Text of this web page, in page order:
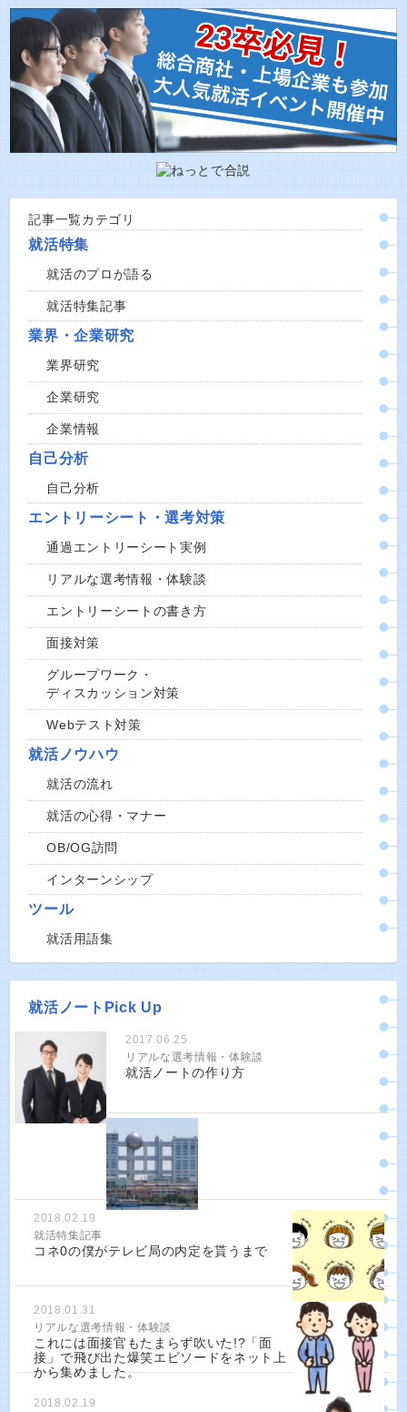
記事一覧カテゴリ
就活特集
就活のプロが語る
就活特集記事
業界・企業研究
業界研究
企業研究
企業情報
自己分析
自己分析
エントリーシート・選考対策
通過エントリーシート実例
リアルな選考情報・体験談
エントリーシートの書き方
面接対策
グループワーク・
ディスカッション対策
Webテスト対策
就活ノウハウ
就活の流れ
就活の心得・マナー
OB/OG訪問
インターンシップ
ツール
就活用語集
就活ノートPick Up
2017.06.25
リアルな選考情報・体験談
就活ノートの作り方
2018.02.19
就活特集記事
コネ0の僕がテレビ局の内定を貰うまで
2018.01.31
リアルな選考情報・体験談
これには面接官もたまらず吹いた!?「面
接」で飛び出た爆笑エピソードをネット上
から集めました。
2018.02.19